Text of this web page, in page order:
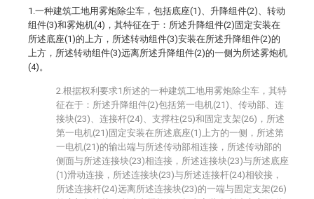
1.一种建筑工地用雾炮除尘车，包括底座(1)、升降组件(2)、转动
组件(3)和雾炮机(4)，其特征在于：所述升降组件(2)固定安装在
所述底座(1)的上方，所述转动组件(3)安装在所述升降组件(2)的
上方，所述转动组件(3)远离所述升降组件(2)的一侧为所述雾炮机
(4)。
2.根据权利要求1所述的一种建筑工地用雾炮除尘车，其特
征在于：所述升降组件(2)包括第一电机(21)、传动部、连
接块(23)、连接杆(24)、支撑柱(25)和固定支架(26)，所述
第一电机(21)固定安装在所述底座(1)上方的一侧，所述第
一电机(21)的输出端与所述传动部相连接，所述传动部的
侧面与所述连接块(23)相连接，所述连接块(23)与所述底座
(1)滑动连接，所述连接块(23)与所述连接杆(24)相铰接，
所述连接杆(24)远离所述连接块(23)的一端与固定支架(26)